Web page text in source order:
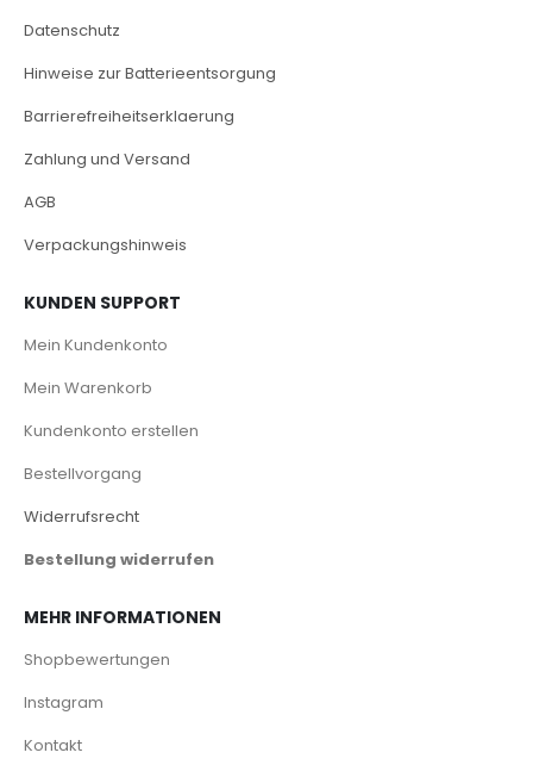
Datenschutz
Hinweise zur Batterieentsorgung
Barrierefreiheitserklaerung
Zahlung und Versand
AGB
Verpackungshinweis
KUNDEN SUPPORT
Mein Kundenkonto
Mein Warenkorb
Kundenkonto erstellen
Bestellvorgang
Widerrufsrecht
Bestellung widerrufen
MEHR INFORMATIONEN
Shopbewertungen
Instagram
Kontakt